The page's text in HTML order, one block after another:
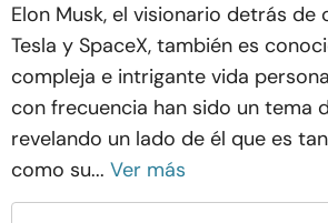
Elon Musk, el visionario detrás de
Tesla y SpaceX, también es
compleja e intrigante vida
con frecuencia han sido un tema
revelando un lado de él que es
como su... Ver más